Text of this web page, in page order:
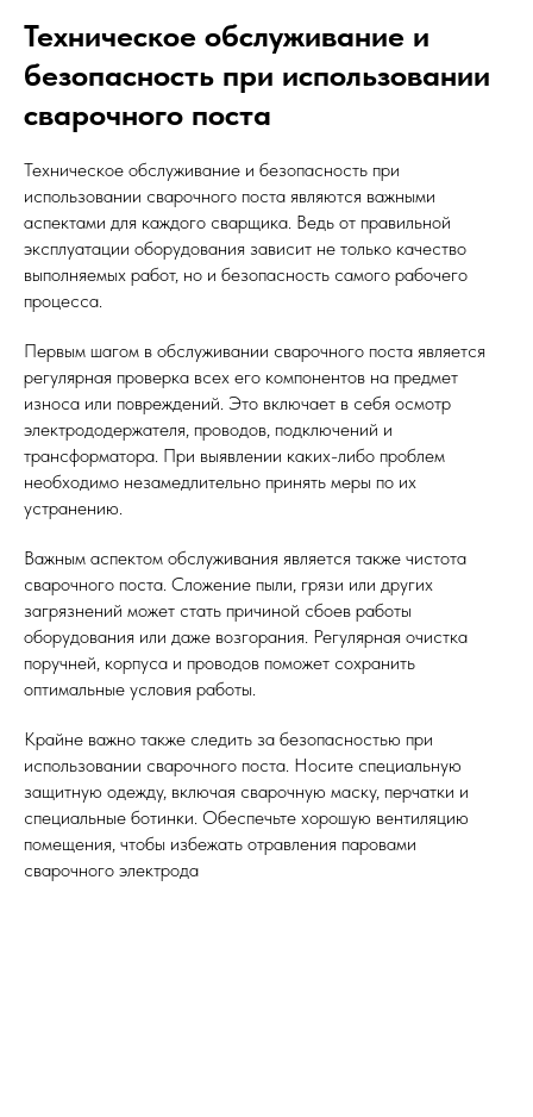
Техническое обслуживание и
безопасность при использовании
сварочного поста
Техническое обслуживание и безопасность при
использовании сварочного поста являются важными
аспектами для каждого сварщика. Ведь от правильной
эксплуатации оборудования зависит не только качество
выполняемых работ, но и безопасность самого рабочего
процесса.
Первым шагом в обслуживании сварочного поста является
регулярная проверка всех его компонентов на предмет
износа или повреждений. Это включает в себя осмотр
электрододержателя, проводов, подключений и
трансформатора. При выявлении каких-либо проблем
необходимо незамедлительно принять меры по их
устранению.
Важным аспектом обслуживания является также чистота
сварочного поста. Сложение пыли, грязи или других
загрязнений может стать причиной сбоев работы
оборудования или даже возгорания. Регулярная очистка
поручней, корпуса и проводов поможет сохранить
оптимальные условия работы.
Крайне важно также следить за безопасностью при
использовании сварочного поста. Носите специальную
защитную одежду, включая сварочную маску, перчатки и
специальные ботинки. Обеспечьте хорошую вентиляцию
помещения, чтобы избежать отравления паровами
сварочного электрода